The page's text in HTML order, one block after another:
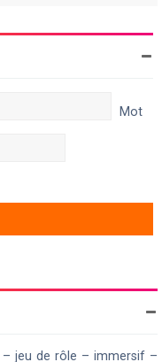
Mot
jeu de rôle – immersif –